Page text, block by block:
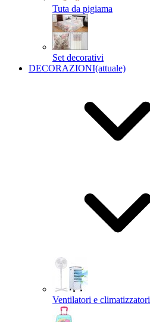
Tuta da pigiama
Set decorativi
DECORAZIONI(attuale)
Ventilatori e climatizzatori